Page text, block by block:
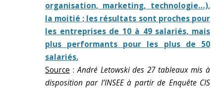
organisation, marketing, technologie…),
la moitié ; les résultats sont proches pour
les entreprises de 10 à 49 salariés, mais
plus performants pour les plus de 50
salariés.
Source :André Letowski des 27 tableaux mis à
disposition par l’INSEE à partir de Enquête CIS